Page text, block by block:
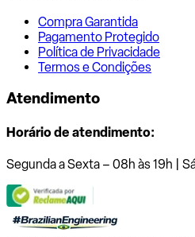
Compra Garantida
Pagamento Protegido
Política de Privacidade
Termos e Condições
Atendimento
Horário de atendimento:
Segunda a Sexta – 08h às 19h |